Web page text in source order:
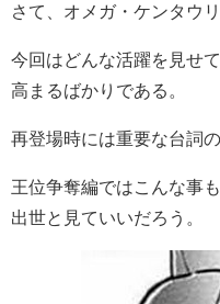
さて、オメガ・ケンタウ
今回はどんな活躍を見せ
高まるばかりである。
再登場時には重要な台詞
王位争奪編ではこんな事
出世と見ていいだろう。